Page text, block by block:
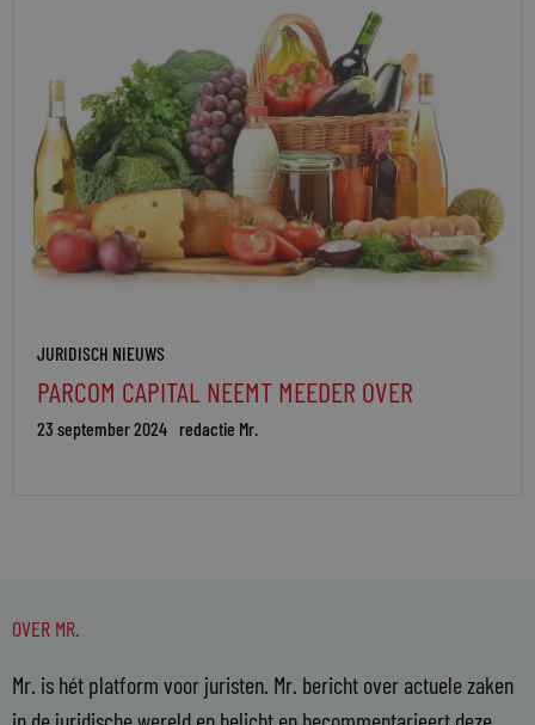
JURIDISCH NIEUWS
PARCOM CAPITAL NEEMT MEEDER OVER
23 september 2024 redactie Mr.
OVER MR.
Mr. is hét platform voor juristen. Mr. bericht over actuele zaken